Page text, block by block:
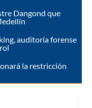
Dangond que
auditoría forense
la restricción